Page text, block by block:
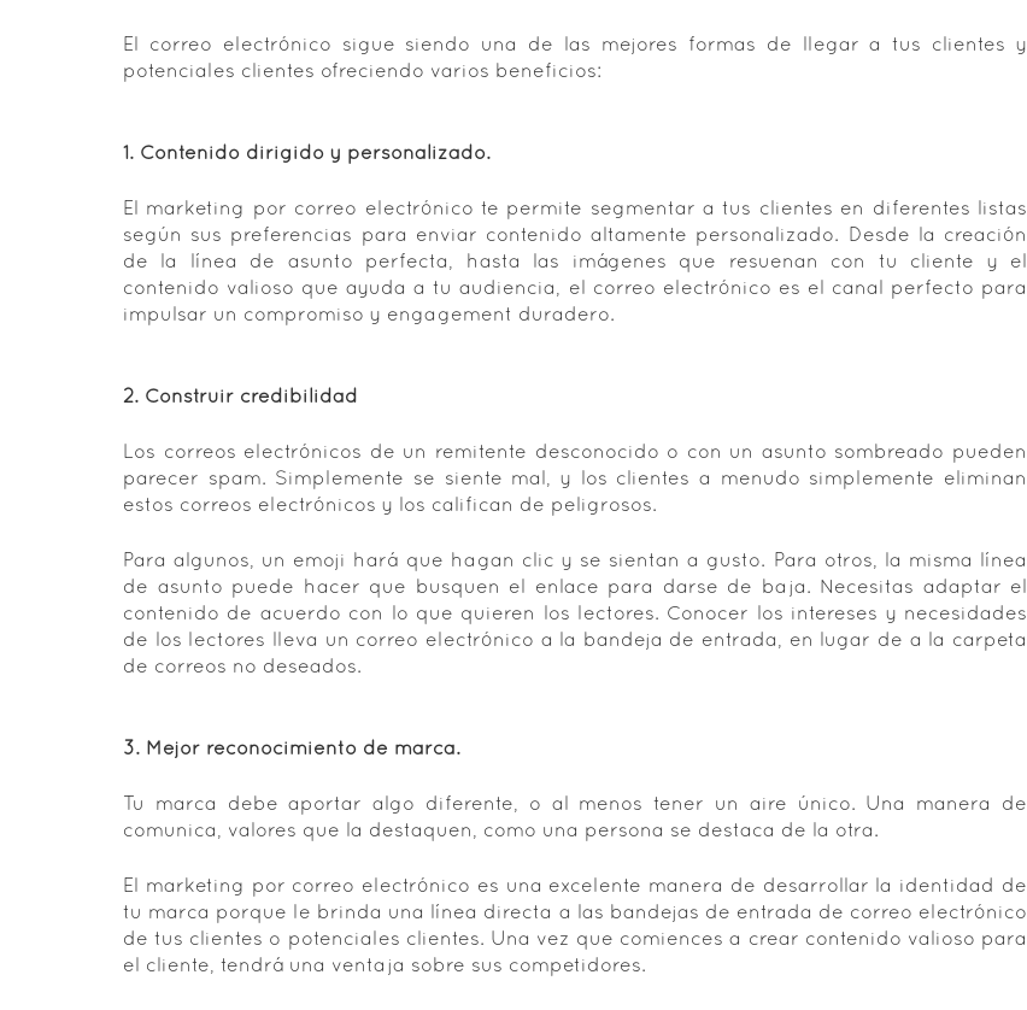
El correo electrónico sigue siendo una de las mejores formas de llegar a tus clientes y
potenciales clientes ofreciendo varios beneficios:
1. Contenido dirigido y personalizado.
El marketing por correo electrónico te permite segmentar a tus clientes en diferentes listas
según sus preferencias para enviar contenido altamente personalizado. Desde la creación
de la línea de asunto perfecta, hasta las imágenes que resuenan con tu cliente y el
contenido valioso que ayuda a tu audiencia, el correo electrónico es el canal perfecto para
impulsar un compromiso y engagement duradero.
2. Construir credibilidad
Los correos electrónicos de un remitente desconocido o con un asunto sombreado pueden
parecer spam. Simplemente se siente mal, y los clientes a menudo simplemente eliminan
estos correos electrónicos y los califican de peligrosos.
Para algunos, un emoji hará que hagan clic y se sientan a gusto. Para otros, la misma línea
de asunto puede hacer que busquen el enlace para darse de baja. Necesitas adaptar el
contenido de acuerdo con lo que quieren los lectores. Conocer los intereses y necesidades
de los lectores lleva un correo electrónico a la bandeja de entrada, en lugar de a la carpeta
de correos no deseados.
3. Mejor reconocimiento de marca.
Tu marca debe aportar algo diferente, o al menos tener un aire único. Una manera de
comunica, valores que la destaquen, como una persona se destaca de la otra.
El marketing por correo electrónico es una excelente manera de desarrollar la identidad de
tu marca porque le brinda una línea directa a las bandejas de entrada de correo electrónico
de tus clientes o potenciales clientes. Una vez que comiences a crear contenido valioso para
el cliente, tendrá una ventaja sobre sus competidores.